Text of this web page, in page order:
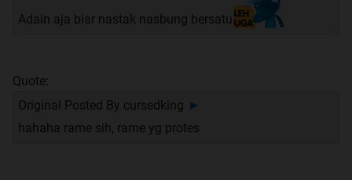
Adain aja biar nastak nasbung bersatu
Quote:
Original Posted By cursedking ►
hahaha rame sih, rame yg protes